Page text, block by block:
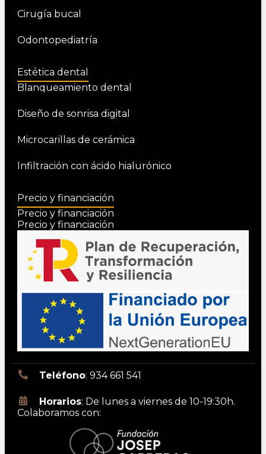
Cirugía bucal
Odontopediatría
Estética dental
Blanqueamiento dental
Diseño de sonrisa digital
Microcarillas de cerámica
Infiltración con ácido hialurónico
Precio y financiación
Precio y financiación
Precio y financiación
Teléfono: 934 661 541
Horarios: De lunes a viernes de 10-19:30h.
Colaboramos con: